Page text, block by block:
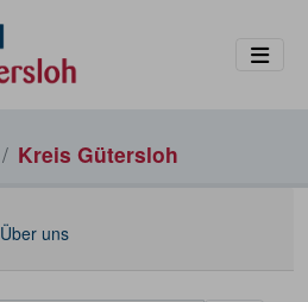
Kreis Gütersloh
Über uns